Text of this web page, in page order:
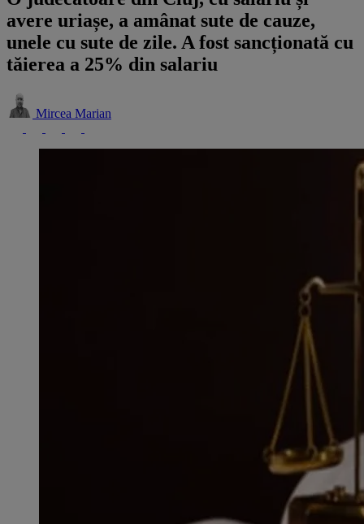
avere uriașe, a amânat sute de cauze,
unele cu sute de zile. A fost sancționată cu
tăierea a 25% din salariu
Mircea Marian